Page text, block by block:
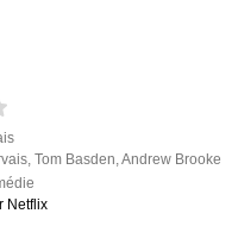
,Tom Basden,Andrew Brooke
Netflix